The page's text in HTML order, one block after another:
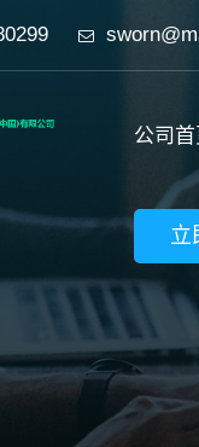
公司首
立